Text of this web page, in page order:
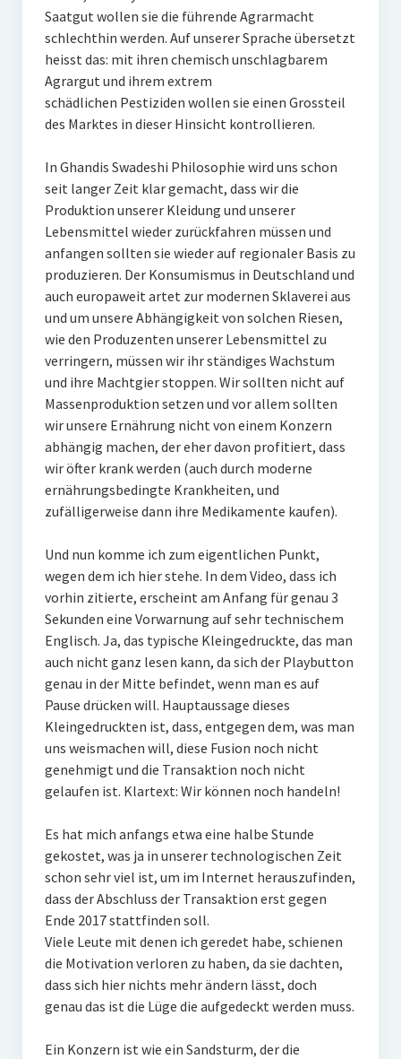
Saatgut wollen sie die führende Agrarmacht
schlechthin werden. Auf unserer Sprache übersetzt
heisst das: mit ihren chemisch unschlagbarem
Agrargut und ihrem extrem
schädlichen Pestiziden wollen sie einen Grossteil
des Marktes in dieser Hinsicht kontrollieren.
In Ghandis Swadeshi Philosophie wird uns schon
seit langer Zeit klar gemacht, dass wir die
Produktion unserer Kleidung und unserer
Lebensmittel wieder zurückfahren müssen und
anfangen sollten sie wieder auf regionaler Basis zu
produzieren. Der Konsumismus in Deutschland und
auch europaweit artet zur modernen Sklaverei aus
und um unsere Abhängigkeit von solchen Riesen,
wie den Produzenten unserer Lebensmittel zu
verringern, müssen wir ihr ständiges Wachstum
und ihre Machtgier stoppen. Wir sollten nicht auf
Massenproduktion setzen und vor allem sollten
wir unsere Ernährung nicht von einem Konzern
abhängig machen, der eher davon profitiert, dass
wir öfter krank werden (auch durch moderne
ernährungsbedingte Krankheiten, und
zufälligerweise dann ihre Medikamente kaufen).
Und nun komme ich zum eigentlichen Punkt,
wegen dem ich hier stehe. In dem Video, dass ich
vorhin zitierte, erscheint am Anfang für genau 3
Sekunden eine Vorwarnung auf sehr technischem
Englisch. Ja, das typische Kleingedruckte, das man
auch nicht ganz lesen kann, da sich der Playbutton
genau in der Mitte befindet, wenn man es auf
Pause drücken will. Hauptaussage dieses
Kleingedruckten ist, dass, entgegen dem, was man
uns weismachen will, diese Fusion noch nicht
genehmigt und die Transaktion noch nicht
gelaufen ist. Klartext: Wir können noch handeln!
Es hat mich anfangs etwa eine halbe Stunde
gekostet, was ja in unserer technologischen Zeit
schon sehr viel ist, um im Internet herauszufinden,
dass der Abschluss der Transaktion erst gegen
Ende 2017 stattfinden soll.
Viele Leute mit denen ich geredet habe, schienen
die Motivation verloren zu haben, da sie dachten,
dass sich hier nichts mehr ändern lässt, doch
genau das ist die Lüge die aufgedeckt werden muss.
Ein Konzern ist wie ein Sandsturm, der die